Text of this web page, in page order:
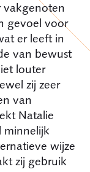
vakgenoten
gevoel voor
er leeft in
van bewust
louter
zij zeer
van
Natalie
minnelijk
wijze
zij gebruik